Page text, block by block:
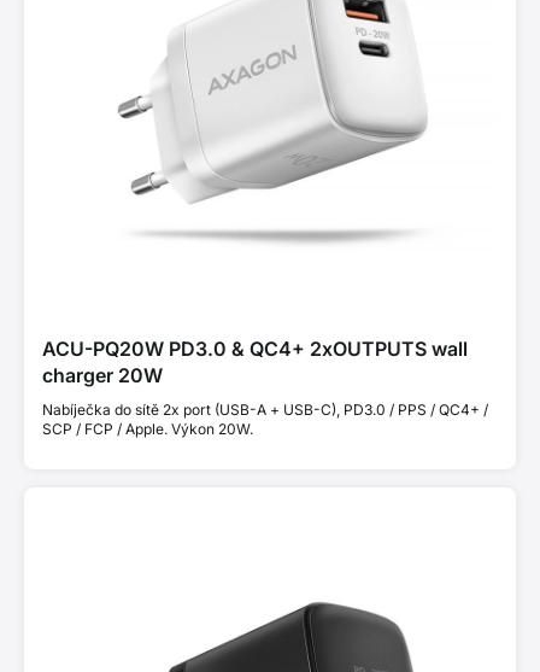
ACU-PQ20W PD3.0 & QC4+ 2xOUTPUTS wall
charger 20W
Nabíječka do sítě 2x port (USB-A + USB-C), PD3.0 / PPS / QC4+ /
SCP / FCP / Apple. Výkon 20W.